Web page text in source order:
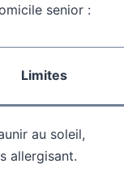
senior :
Limites
au soleil,
allergisant.